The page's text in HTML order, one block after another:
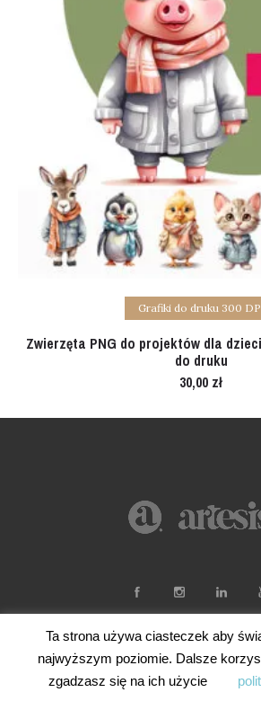
Add to cart
Grafiki do druku 300
Zwierzęta PNG do projektów dla
do druku
30,00 zł
Ta strona używa ciasteczek aby
najwyższym poziomie. Dalsze
zgadzasz się na ich użycie